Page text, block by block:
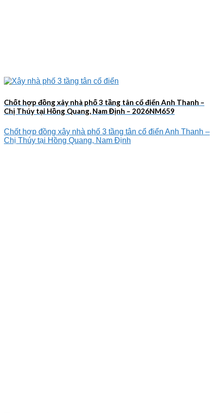
Chốt hợp đồng xây nhà phố 3 tầng tân cổ điển Anh Thanh –
Chị Thúy tại Hồng Quang, Nam Định – 2026NM659
Chốt hợp đồng xây nhà phố 3 tầng tân cổ điển Anh Thanh –
Chị Thúy tại Hồng Quang, Nam Định